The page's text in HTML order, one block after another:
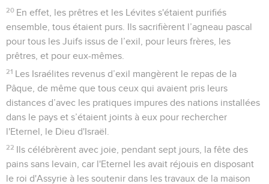
20 En effet, les prêtres et les Lévites s'étaient purifiés
ensemble, tous étaient purs. Ils sacrifièrent l’agneau pascal
pour tous les Juifs issus de l’exil, pour leurs frères, les
prêtres, et pour eux-mêmes.
21 Les Israélites revenus d’exil mangèrent le repas de la
Pâque, de même que tous ceux qui avaient pris leurs
distances d’avec les pratiques impures des nations installées
dans le pays et s’étaient joints à eux pour rechercher
l'Eternel, le Dieu d'Israël.
22 Ils célébrèrent avec joie, pendant sept jours, la fête des
pains sans levain, car l'Eternel les avait réjouis en disposant
le roi d'Assyrie à les soutenir dans les travaux de la maison